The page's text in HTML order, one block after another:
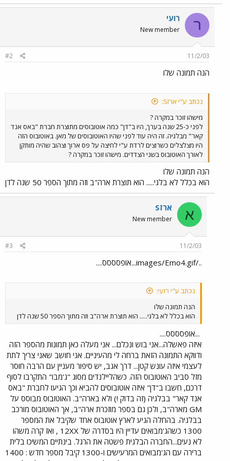
ר רועִי
New member
11/2/03
#2
הנה תמונה שלו
נכתב ע"י ארזS:
מישהו זוכר במקרה ?
לפני כ-25 שנה בערך, היו ב"דן" כמה אוטובוסים מתוצרת חברת "באס אנד
קאר" מבלגיה. זה היה עוד לפני שהיו האוטובוסים של מאן. באוטובוס הזה
היו מצלצלים כשרוצים לרדת ע"י לחיצה על פס ארוך וצהוב שהיה מותקן
לאורך האוטובוס בשני הצדדים. מישהו זוכר במקרה ?
הנה תמונה שלו
הוא בכלל לא בלגי..... הוא תוצרת ארה"ב וזה מתוך הספר 50 שנה לדן
א ארזS
New member
11/2/03
#3
../images/Emo4.gif...אופסססס....
נכתב ע"י רועִי:
הנה תמונה שלו
הוא בכלל לא בלגי..... הוא תוצרת ארה"ב וזה מתוך הספר 50 שנה לדן
...אופסססס....
איזה פאשלה...אני בוש ונכלם... אני מעלה כאן תמונות מהספר הזה
ודווקא התמונה הזאת ברחה לי מהעיניים. אני חושב שאני צריך לתת
לעצמי איזה עונש קטן... דרך אגב, יש סיפור מעניין עם הרבה חוסר
מזל סביב האוטובוס הזה. כשהליילנדים מסוג "ג'מבו" התקרבו לסוף
דרכם, חשבו ב"דן" איזה אוטובוסים להביא וכך הגיעו לחברת "באס
אנד קאר" בבלגיה (זה בדוק !) ולא בארה"ב. האוטובוס מבוסס על
GM מארה"ב, ולכן גם בספר מוזכרת ארה"ב, אך האוטובוס מורכב
בבלגיה. בהחלה הגיע לארץ אוטובוס אחד שקיבל את המספר
1300 כשהג'מבואים עדיין היו בסדרה של 12XX , ואז קרה משהו
לא נעים...החברה הבלגית פשטה את הרגל. בינתיים המשיכו בלית
ברירה עם הג'מבואים המרעישים ו-1300 קיבל מספר חדש : 1400